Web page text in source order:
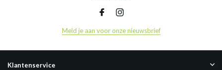
Meld je aan voor onze nieuwsbrief
Klantenservice